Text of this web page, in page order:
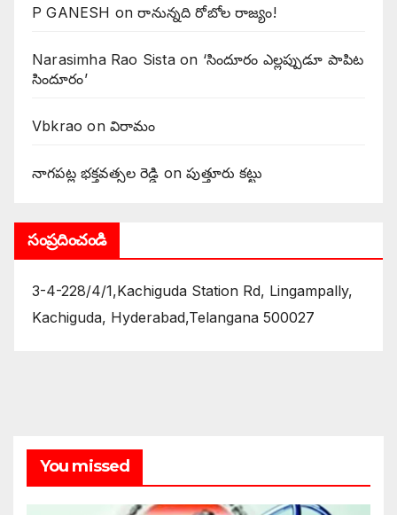
P GANESH on‌రానున్నది రోబోల రాజ్యం!
Narasimha Rao Sistaon ‘సిందూరం ఎల్లప్పుడూ పాపిట
సిందూరం’
Vbkrao onవిరామం
నాగపట్ల భక్తవత్సల రెడ్డి onపుత్తూరు కట్టు
సంప్రదించండి
3-4-228/4/1,Kachiguda Station Rd, Lingampally,
Kachiguda, Hyderabad,Telangana 500027
You missed